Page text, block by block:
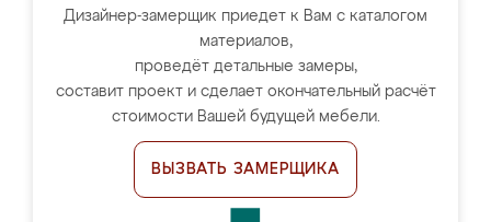
Дизайнер-замерщик приедет к Вам с каталогом
материалов,
проведёт детальные замеры,
составит проект и сделает окончательный расчёт
стоимости Вашей будущей мебели.
ВЫЗВАТЬ ЗАМЕРЩИКА